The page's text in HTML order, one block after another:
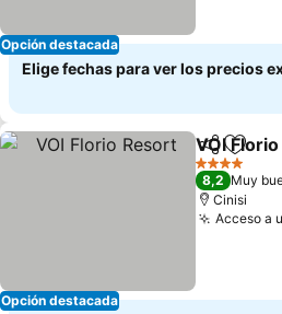
Opción destacada
Elige fechas para ver los precios
Opción destacada
Compartir
VOI
4 Estrellas
8,2 Muy
Cinisi
Acceso a